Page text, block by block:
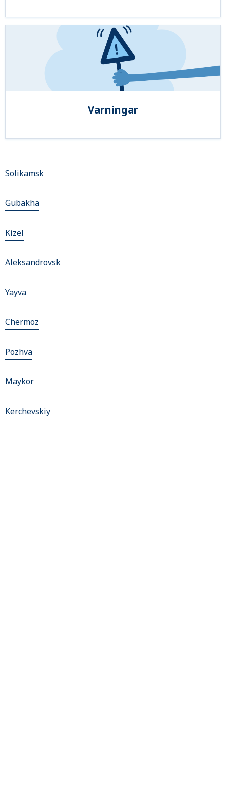
Varningar
Solikamsk
Gubakha
Kizel
Aleksandrovsk
Yayva
Chermoz
Pozhva
Maykor
Kerchevskiy